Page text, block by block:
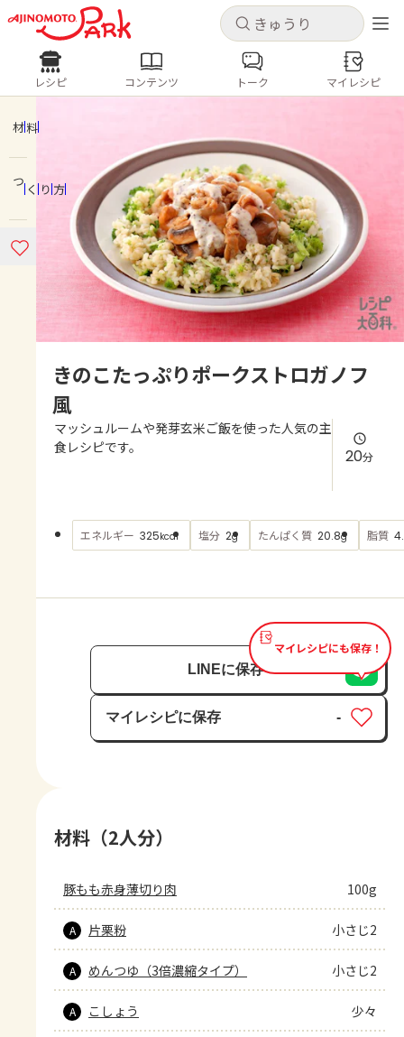
キャンセル
ログインするとレシピを保存できます
ホーム
コンテンツ
レシピ
お買い物
キャンセル
レシピ コンテンツ
人気の食材・レシピ
きゅうり なす トマト
とうもろこし
ピーマン
みょうが ゴーヤ
レシピ コンテンツ トーク マイレシピ
材料
つくり方
きのこたっぷりポークストロガノフ
風
マッシュルームや発芽玄米ご飯を使った人気の主
食レシピです。
20分
エネルギー 325kcal 塩分 2g たんぱく質 20.8g 脂質
マイレシピにも保存！
LINEに保存
マイレシピに保存
保存済み
-
材料（2人分）
豚もも赤身薄切り肉 100g
A 片栗粉 小さじ2
A めんつゆ（3倍濃縮タイプ） 小さじ2
A こしょう 少々